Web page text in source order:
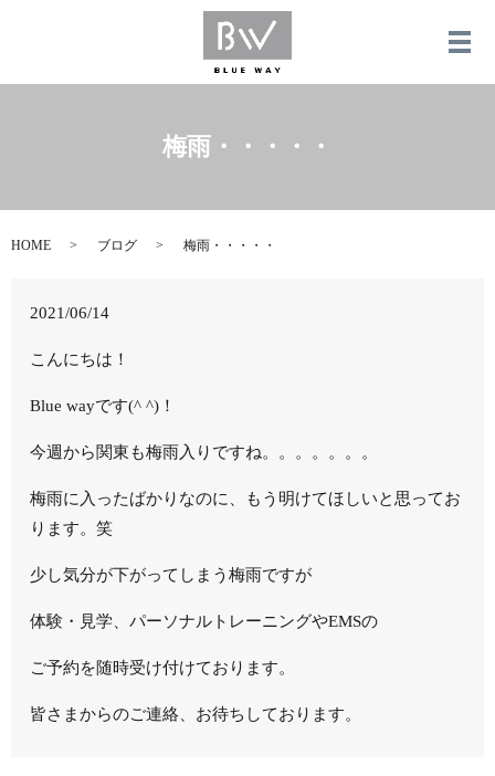
メ
梅雨・・・・・
HOME ブログ 梅雨・・・・・
2021/06/14
こんにちは！
Blue wayです(^ ^)！
今週から関東も梅雨入りですね。。。。。。。
梅雨に入ったばかりなのに、もう明けてほしいと思ってお
ります。笑
少し気分が下がってしまう梅雨ですが
体験・見学、パーソナルトレーニングやEMSの
ご予約を随時受け付けております。
皆さまからのご連絡、お待ちしております。